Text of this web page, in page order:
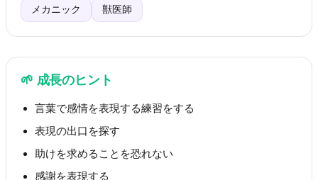
メカニック 獣医師
🌱 成長のヒント
言葉で感情を表現する練習をする
表現の出口を探す
助けを求めることを恐れない
感謝を表現する